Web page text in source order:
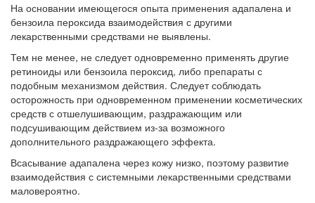
На основании имеющегося опыта применения адапалена и
бензоила пероксида взаимодействия с другими
лекарственными средствами не выявлены.
Тем не менее, не следует одновременно применять другие
ретиноиды или бензоила пероксид, либо препараты с
подобным механизмом действия. Следует соблюдать
осторожность при одновременном применении косметических
средств с отшелушивающим, раздражающим или
подсушивающим действием из-за возможного
дополнительного раздражающего эффекта.
Всасывание адапалена через кожу низко, поэтому развитие
взаимодействия с системными лекарственными средствами
маловероятно.